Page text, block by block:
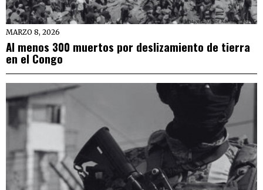
MARZO 8, 2026
Al menos 300 muertos por deslizamiento de tierra
en el Congo